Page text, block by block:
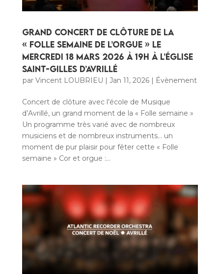
Grand concert de clôture de la
« Folle semaine de l’orgue » le
mercredi 18 mars 2026 à 19h à l’église
Saint-Gilles d’Avrillé
parVincent LOUBRIEU |Jan 11, 2026 | Évènement
Concert de clôture avec l’école de Musique
d’Avrillé, un grand moment de la « Folle semaine »
Un programme très varié avec de nombreux
musiciens et de nombreux instruments… un
moment de pur plaisir pour fêter cette « Folle
semaine » Cor et orgue :...